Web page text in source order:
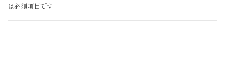
は必須項目です